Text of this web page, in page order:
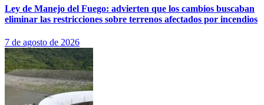
Ley de Manejo del Fuego: advierten que los cambios buscaban
eliminar las restricciones sobre terrenos afectados por incendios
7 de agosto de 2026